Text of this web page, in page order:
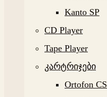
Kanto SP
CD Player
Tape Player
კარტრიჯები
Ortofon CS